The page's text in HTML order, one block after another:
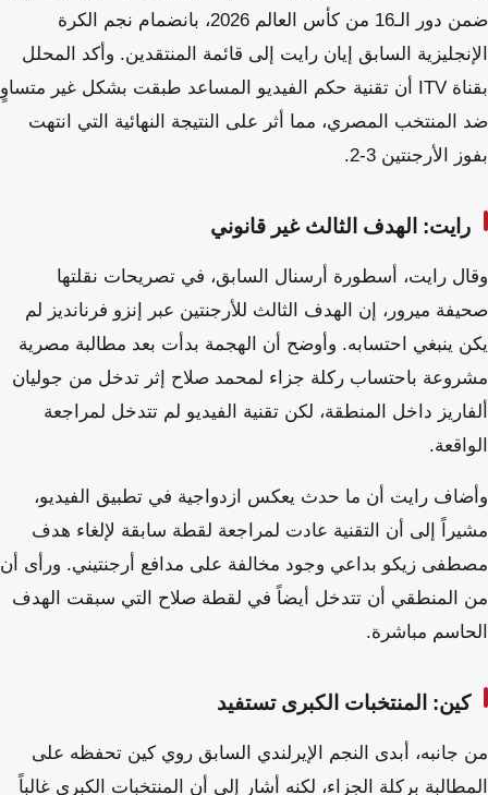
ضمن دور الـ16 من كأس العالم 2026، بانضمام نجم الكرة
الإنجليزية السابق إيان رايت إلى قائمة المنتقدين. وأكد المحلل
بقناة ITV أن تقنية حكم الفيديو المساعد طبقت بشكل غير متساوٍ
ضد المنتخب المصري، مما أثر على النتيجة النهائية التي انتهت
بفوز الأرجنتين 3-2.
رايت: الهدف الثالث غير قانوني
وقال رايت، أسطورة أرسنال السابق، في تصريحات نقلتها
صحيفة ميرور، إن الهدف الثالث للأرجنتين عبر إنزو فرنانديز لم
يكن ينبغي احتسابه. وأوضح أن الهجمة بدأت بعد مطالبة مصرية
مشروعة باحتساب ركلة جزاء لمحمد صلاح إثر تدخل من جوليان
ألفاريز داخل المنطقة، لكن تقنية الفيديو لم تتدخل لمراجعة
الواقعة.
وأضاف رايت أن ما حدث يعكس ازدواجية في تطبيق الفيديو،
مشيراً إلى أن التقنية عادت لمراجعة لقطة سابقة لإلغاء هدف
مصطفى زيكو بداعي وجود مخالفة على مدافع أرجنتيني. ورأى أن
من المنطقي أن تتدخل أيضاً في لقطة صلاح التي سبقت الهدف
الحاسم مباشرة.
كين: المنتخبات الكبرى تستفيد
من جانبه، أبدى النجم الإيرلندي السابق روي كين تحفظه على
المطالبة بركلة الجزاء، لكنه أشار إلى أن المنتخبات الكبرى غالباً